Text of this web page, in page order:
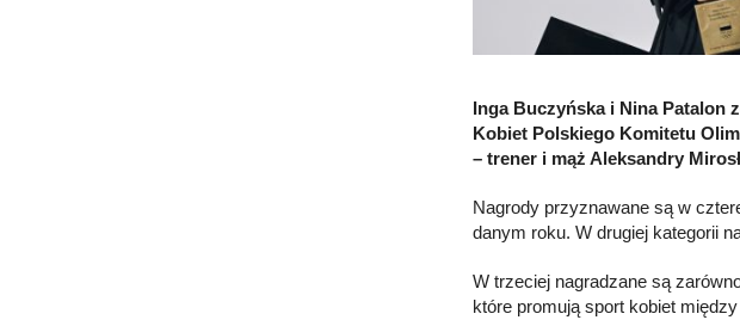
Inga Buczyńska i Nina Patalon
Kobiet Polskiego Komitetu
– trener i mąż Aleksandry
Nagrody przyznawane są w
danym roku. W drugiej kategorii
W trzeciej nagradzane są
które promują sport kobiet